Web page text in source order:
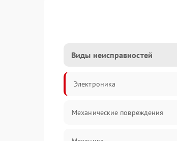
Виды неисправностей
Электроника
Механические повреждения